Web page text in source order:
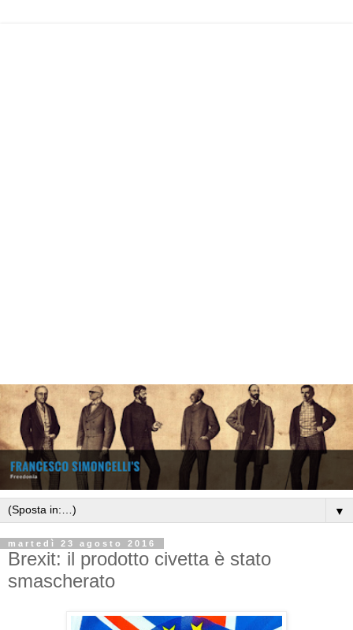
▼
martedì 23 agosto 2016
Brexit: il prodotto civetta è stato
smascherato